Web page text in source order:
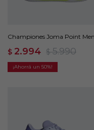
Championes Joma Point Men
$ 2.994 $ 5.990
50